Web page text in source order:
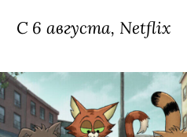
С 6 августа, Netflix